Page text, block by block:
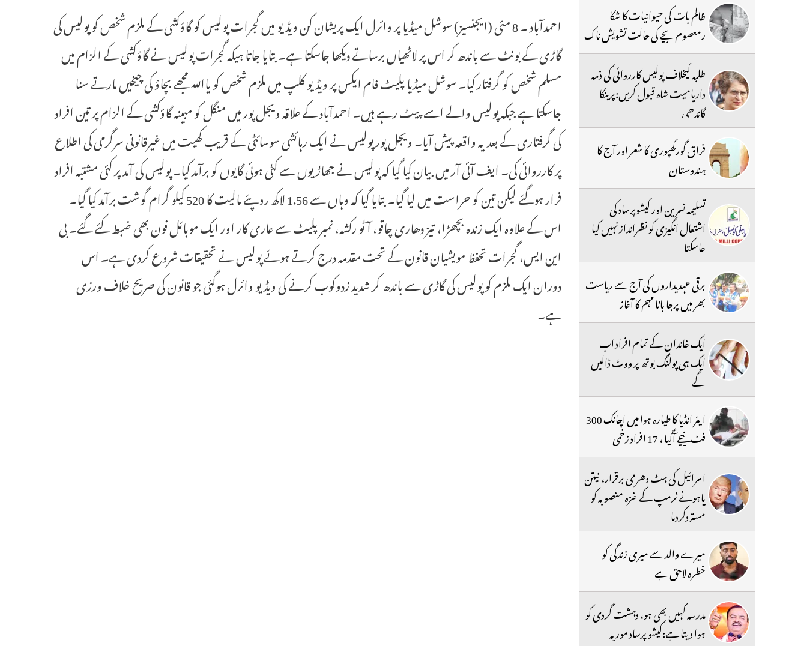
احمدآباد ۔ 8 مئی (ایجنسیز) سوشل میڈیا پر وائرل ایک پریشان کن ویڈیو میں گجرات پولیس کو گاؤکشی کے ملزم شخص کو پولیس کی
گاڑی کے بونٹ سے باندھ کر اس پر لاٹھیاں برساتے دیکھا جاسکتا ہے۔ بتایا جاتا ہیکہ گجرات پولیس نے گاؤکشی کے الزام میں
مسلم شخص کو گرفتار کیا۔ سوشل میڈیا پلیٹ فام ایکس پر ویڈیو کلپ میں ملزم شخص کو یااللہ مجھے بچاؤ کی چیخیں مارتے سنا
جاسکتا ہے جبکہ پولیس والے اسے پیٹ رہے ہیں۔ احمدآباد کے علاقہ ویجل پور میں منگل کو مبینہ گاؤکشی کے الزام پر تین افراد
کی گرفتاری کے بعد یہ واقعہ پیش آیا۔ ویجل پور پولیس نے ایک رہائشی سوسائٹی کے قریب کھیت میں غیرقانونی سرگرمی کی اطلاع
پر کارروائی کی۔ ایف آئی آر میں بیان کیا گیا کہ پولیس نے جھاڑیوں سے کٹی ہوئی گایوں کو برآمد کیا۔ پولیس کی آمد پر کئی مشتبہ افراد
فرار ہوگئے لیکن تین کو حراست میں لیا گیا۔ بتایا گیا کہ وہاں سے 1.56 لاکھ روپئے مالیت کا 520 کیلو گرام گوشت برآمد کیا گیا۔
اس کے علاوہ ایک زندہ بچھڑا، تیز دھاری چاقو، آٹو رکشہ، نمبر پلیٹ سے عاری کار اور ایک موبائل فون بھی ضبط کئے گئے۔ بی
این ایس، گجرات تحفظ مویشیان قانون کے تحت مقدمہ درج کرتے ہوئے پولیس نے تحقیقات شروع کردی ہے۔ اس
دوران ایک ملزم کو پولیس کی گاڑی سے باندھ کر شدید زدوکوب کرنے کی ویڈیو وائرل ہوگئی جو قانون کی صریح خلاف ورزی
ہے۔
ظالم بات کی حیوانیات کا شکا
رمعصوم بچے کی حالت تشویش ناک
طلبہ کیخلاف پولیس کارروائی کی ذمہ
داریامیت شاہ قبول کریں:پرینکا
گاندھی
فراق گورکھپوری کا شعر اور آج کا
ہندوستان
تسلیمہ نسرین اور کیشوپرساد کی
اشتعال انگیزی کو نظرانداز نہیں کیا
جاسکتا
برقی عہدیداروں کی آج سے ریاست
بھر میں پرجا باٹا مہم کا آغاز
ایک خاندان کے تمام افراد اب
ایک ہی پولنگ بوتھ پر ووٹ ڈالیں
گے
ایئر انڈیا کا طیارہ ہوا میں اچانک 300
فٹ نیچے آگیا ، 17 افراد زخمی
اسرائیل کی ہٹ دھرمی برقرار، نیتن
یاہونے ٹرمپ کے غزہ منصوبہ کو
مستردکردیا
میرے والد سے میری زندگی کو
خطرہ لاحق ہے
مدرسہ کہیں بھی ہو، دہشت گردی کو
ہوا دیتا ہے:کیشو پرساد موریہ